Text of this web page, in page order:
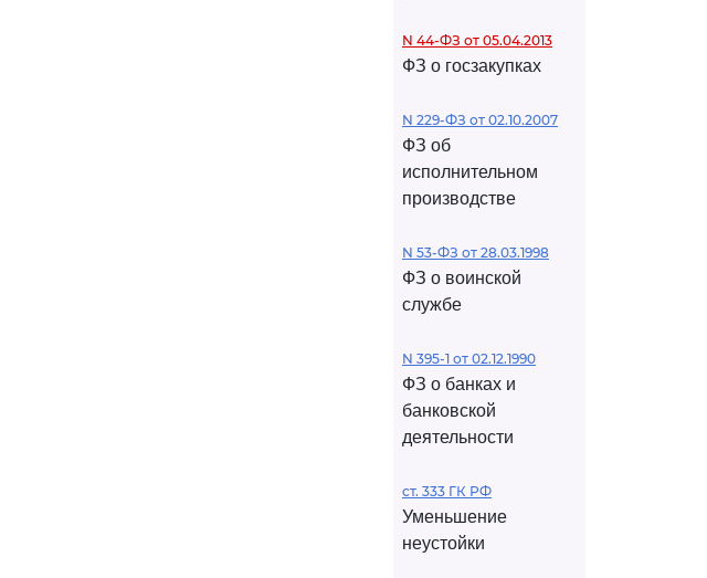
N 44-ФЗ от 05.04.2013
ФЗ о госзакупках
N 229-ФЗ от 02.10.2007
ФЗ об
исполнительном
производстве
N 53-ФЗ от 28.03.1998
ФЗ о воинской
службе
N 395-1 от 02.12.1990
ФЗ о банках и
банковской
деятельности
ст. 333 ГК РФ
Уменьшение
неустойки